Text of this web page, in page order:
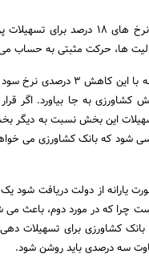
وی ادامه داد: اما در مقایسه با سایر بخش های
این عضو هیات نمایندگان اتاق تهران همچنین
به جا بیاورد. اگر
این بخش نسبت به دیگر
سود تسهیلات به صورت یارانه از دولت
چرا که در مورد دوم، باعث می
کشاورزی برای تسهیلات
سه درصدی باید روشن شود.